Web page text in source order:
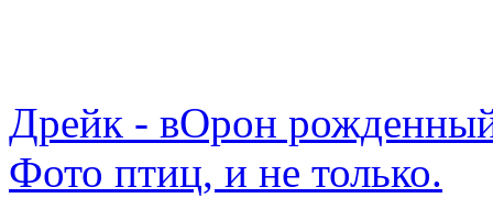
Дрейк - вОрон
Фото птиц, и не только.